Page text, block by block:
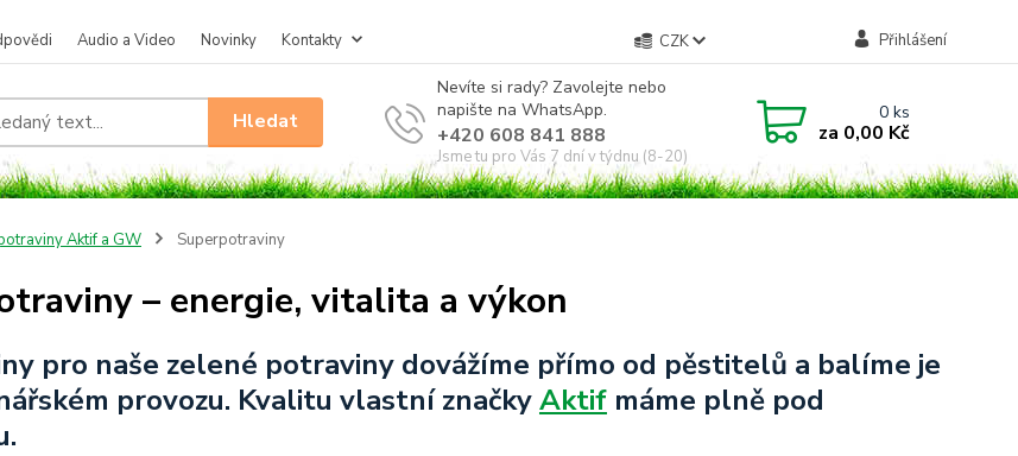
Audio a Video Novinky Kontakty CZK Přihlášení
Hledat
Nevíte si rady? Zavolejte nebo
napište na WhatsApp.
+420 608 841 888
Jsme tu pro Vás 7 dní v týdnu (8-20)
0ks
za 0,00 Kč
Aktif a GW Superpotraviny
– energie, vitalita a výkon
pro naše zelené potraviny dovážíme přímo od pěstitelů a balíme je
provozu. Kvalitu vlastní značkyAktifmáme plně pod